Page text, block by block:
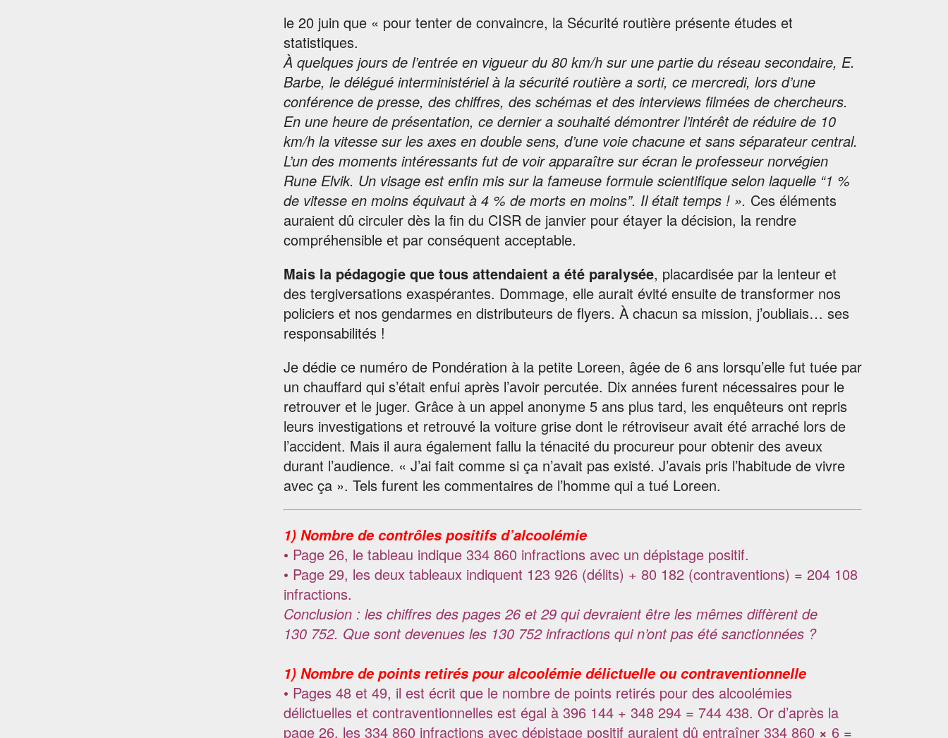
le 20 juin que « pour tenter de convaincre, la Sécurité routière présente études et
statistiques.
À quelques jours de l’entrée en vigueur du 80 km/h sur une partie du réseau secondaire, E.
Barbe, le délégué interministériel à la sécurité routière a sorti, ce mercredi, lors d’une
conférence de presse, des chiffres, des schémas et des interviews filmées de chercheurs.
En une heure de présentation, ce dernier a souhaité démontrer l’intérêt de réduire de 10
km/h la vitesse sur les axes en double sens, d’une voie chacune et sans séparateur central.
L’un des moments intéressants fut de voir apparaître sur écran le professeur norvégien
Rune Elvik. Un visage est enfin mis sur la fameuse formule scientifique selon laquelle “1 %
de vitesse en moins équivaut à 4 % de morts en moins”. Il était temps ! ». Ces éléments
auraient dû circuler dès la fin du CISR de janvier pour étayer la décision, la rendre
compréhensible et par conséquent acceptable.
Mais la pédagogie que tous attendaient a été paralysée, placardisée par la lenteur et
des tergiversations exaspérantes. Dommage, elle aurait évité ensuite de transformer nos
policiers et nos gendarmes en distributeurs de flyers. À chacun sa mission, j’oubliais… ses
responsabilités !
Je dédie ce numéro de Pondération à la petite Loreen, âgée de 6 ans lorsqu’elle fut tuée par
un chauffard qui s’était enfui après l’avoir percutée. Dix années furent nécessaires pour le
retrouver et le juger. Grâce à un appel anonyme 5 ans plus tard, les enquêteurs ont repris
leurs investigations et retrouvé la voiture grise dont le rétroviseur avait été arraché lors de
l’accident. Mais il aura également fallu la ténacité du procureur pour obtenir des aveux
durant l’audience. « J’ai fait comme si ça n’avait pas existé. J’avais pris l’habitude de vivre
avec ça ». Tels furent les commentaires de l’homme qui a tué Loreen.
1) Nombre de contrôles positifs d’alcoolémie
• Page 26, le tableau indique 334 860 infractions avec un dépistage positif.
• Page 29, les deux tableaux indiquent 123 926 (délits) + 80 182 (contraventions) = 204 108
infractions.
Conclusion : les chiffres des pages 26 et 29 qui devraient être les mêmes diffèrent de
130 752. Que sont devenues les 130 752 infractions qui n’ont pas été sanctionnées ?
1) Nombre de points retirés pour alcoolémie délictuelle ou contraventionnelle
• Pages 48 et 49, il est écrit que le nombre de points retirés pour des alcoolémies
délictuelles et contraventionnelles est égal à 396 144 + 348 294 = 744 438. Or d’après la
page 26, les 334 860 infractions avec dépistage positif auraient dû entraîner 334 860 × 6 =